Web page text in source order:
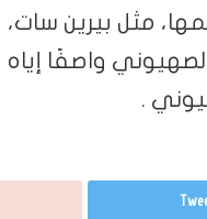
مثل بيرين سات،
الصهيوني واصفًا
.